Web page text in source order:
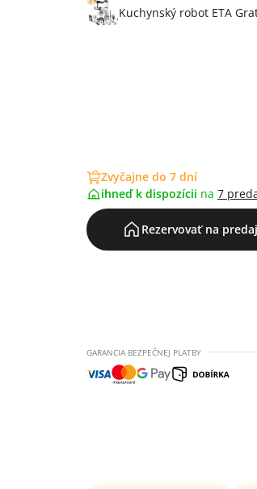
Kuchynský robot ETA
Zvyčajne do 7 dní
ihneď k dispozícii na 7
Rezervovať na
GARANCIA BEZPEČNEJ PLATBY